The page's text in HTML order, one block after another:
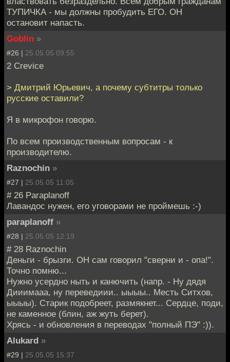
ТУПИЧКА - мы должны пробудить ЕГО. ОН
остановит напасть.
Goblin »
#26 | 25.05.05 09:55
2 Crevice
> Дмитрий Юрьевич, а почему субтитры только
русские оставили?
Я в микрофон говорю.
По всем производственным вопросам - к
производителю.
Raznochin »
#27 | 25.05.05 11:05
# 26 Paraplanoff
Лавандос нужен, его уговорами не проймешь :-)
paraplanoff »
#28 | 25.05.05 12:19
# 28 Raznochin
Деньги - брызги. ОН сам говорил "сверни и - опа!".
Точно помню...
Нужно усердно ныть и канючить (напр. - Ну дядя
Дииимааа, ну переведиии.. ыыыы.. Месть Ситхов,
ыыыы). Старик подобреет, размякнет... Сердце, поди,
не каменное (блин, аж жуть берет).
Хрясь - и обновления в переводах "полный ПЭ" :)).
Alukard »
#29 | 25.05.05 15:37